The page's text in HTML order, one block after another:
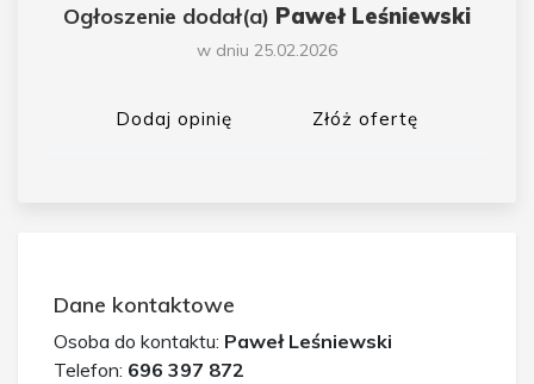
Ogłoszenie dodał(a) Paweł Leśniewski
w dniu 25.02.2026
Dodaj opinię Złóż ofertę
Dane kontaktowe
Osoba do kontaktu: Paweł Leśniewski
Telefon: 696 397 872